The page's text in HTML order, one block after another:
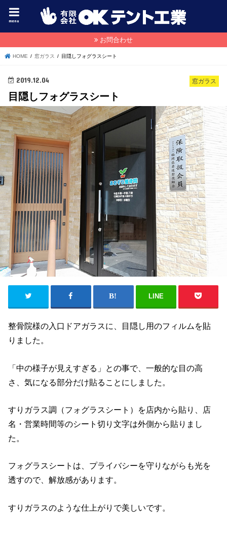
menu
お問合わせ
HOME 窓ガラス 目隠しフォグラスシート
窓ガラス
2019.12.04
目隠しフォグラスシート
LINE
整骨院様の入口ドアガラスに、目隠し用のフィルムを貼
りました。
「中の様子が見えすぎる」との事で、一般的な目の高
さ、気になる部分だけ貼ることにしました。
すりガラス調（フォグラスシート）を店内から貼り、店
名・営業時間等のシート切り文字は外側から貼りまし
た。
フォグラスシートは、プライバシーを守りながらも光を
透すので、解放感があります。
すりガラスのような仕上がりで美しいです。